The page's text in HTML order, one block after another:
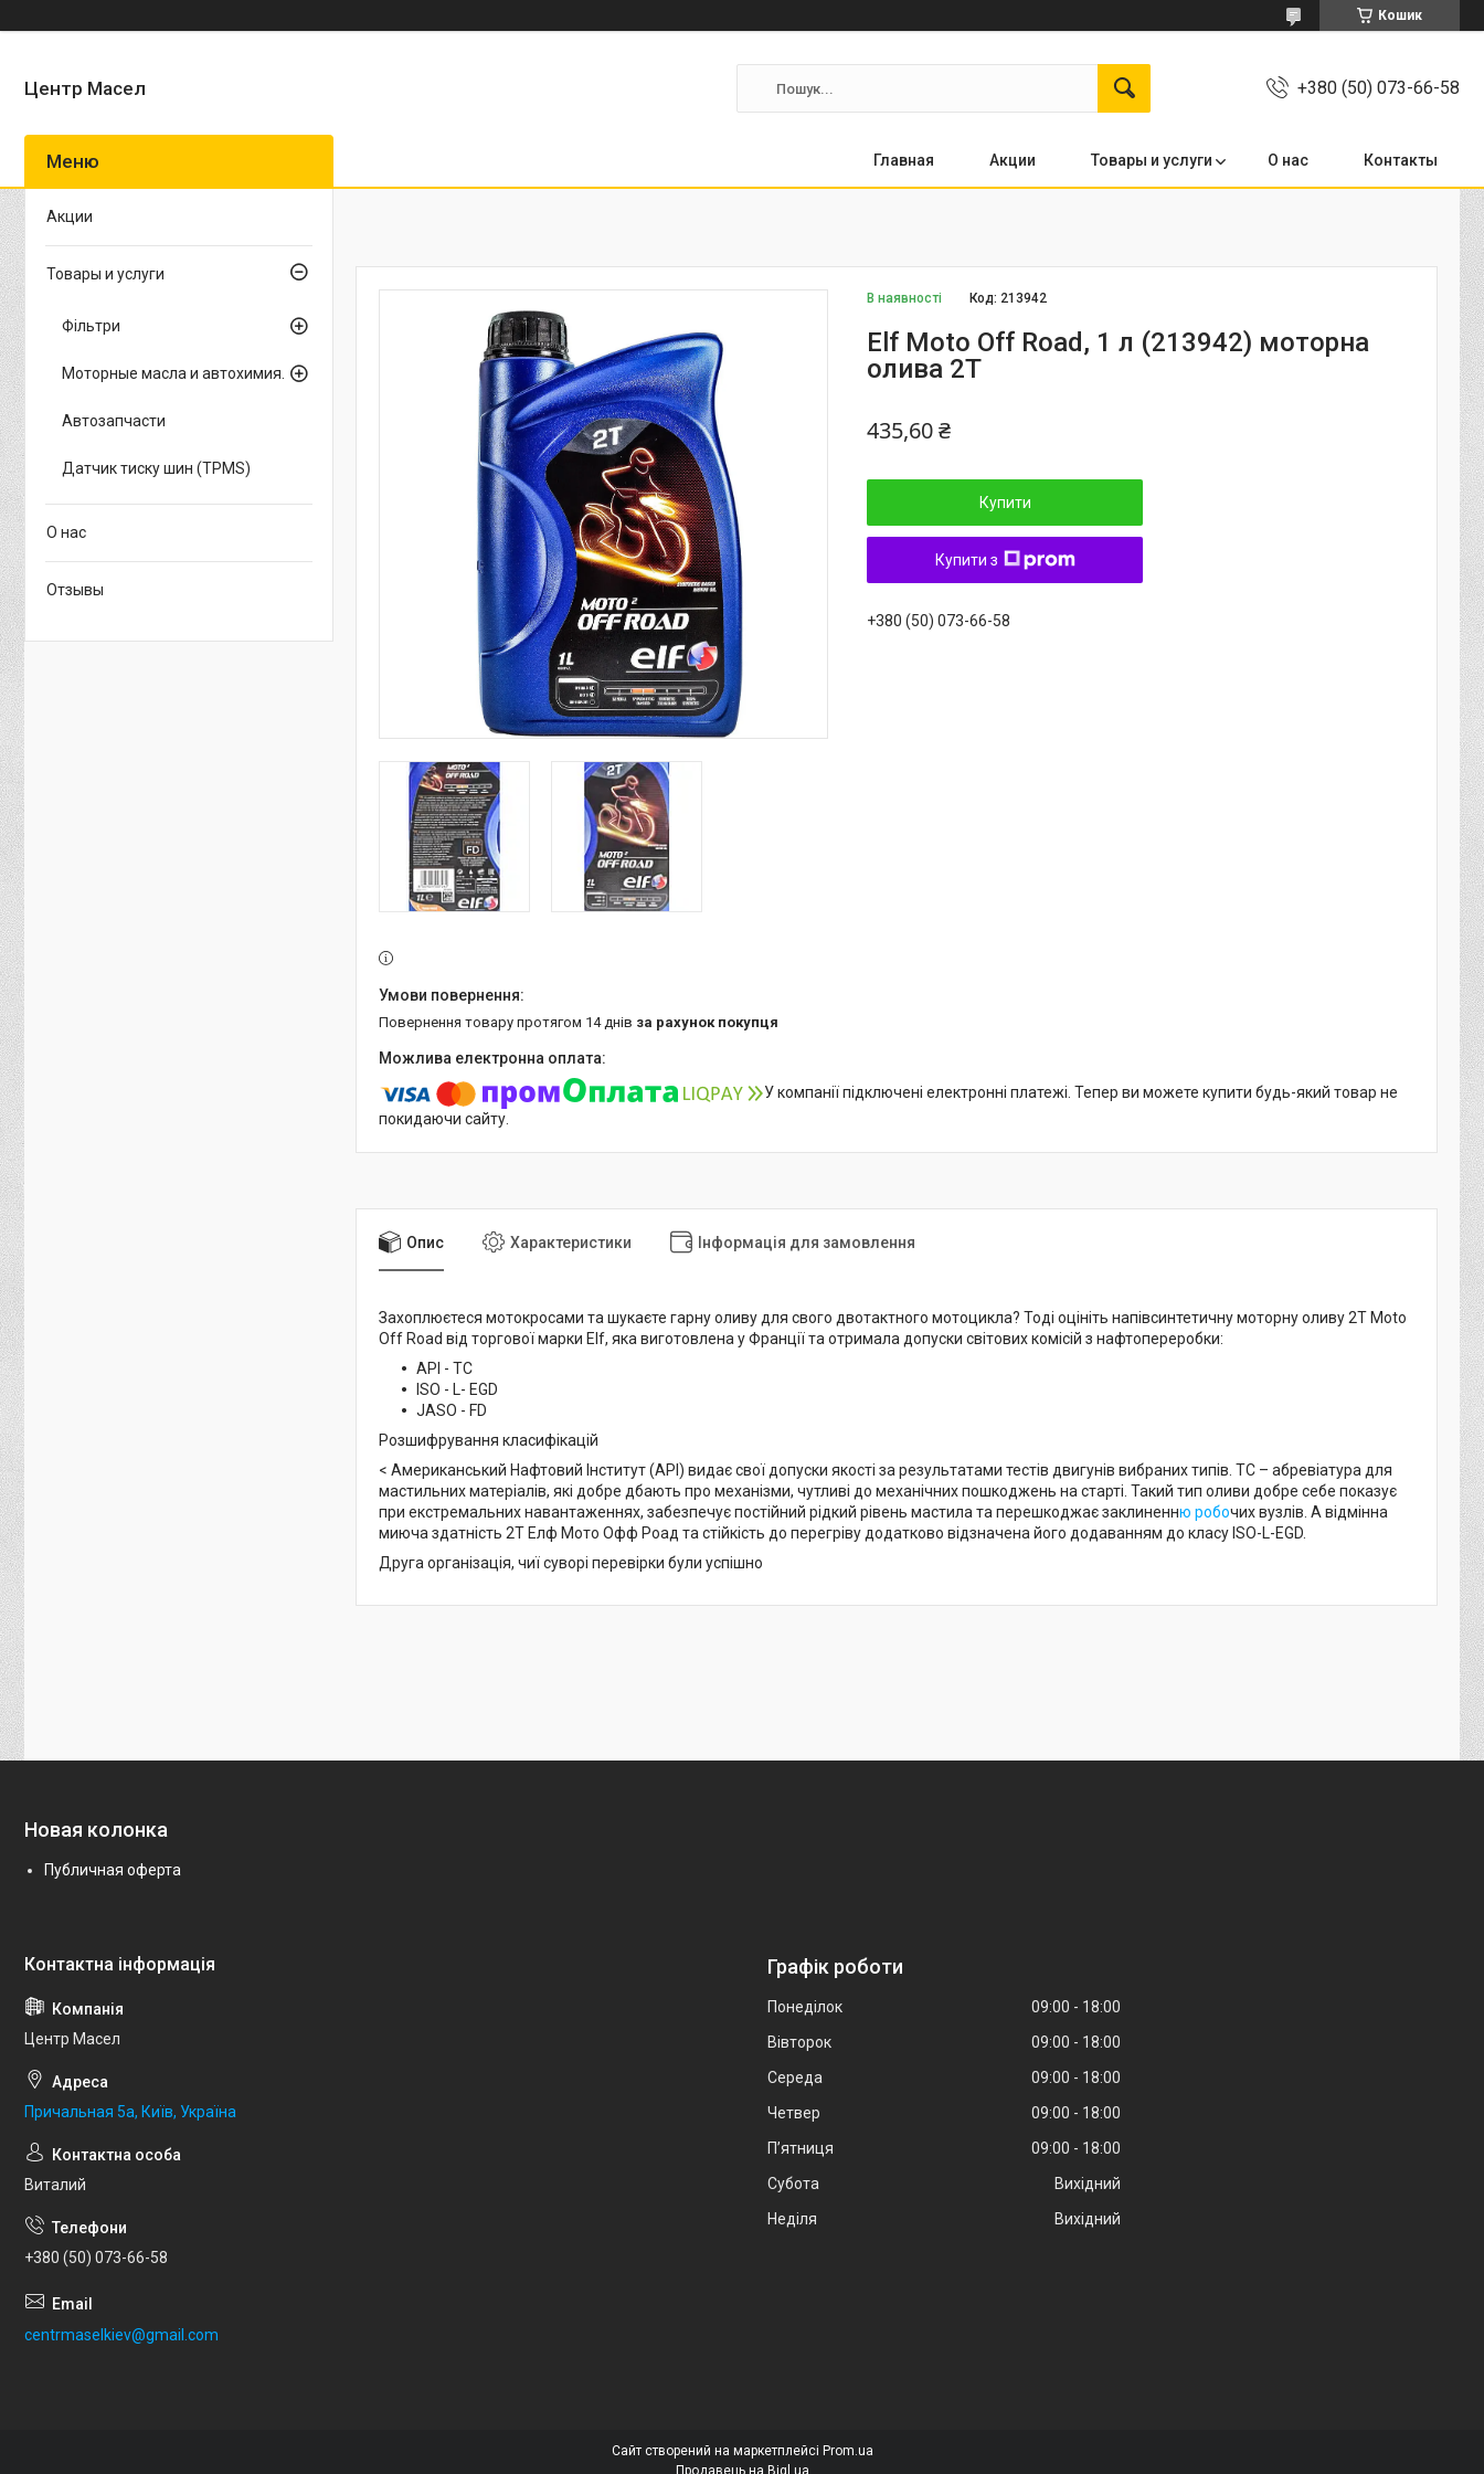
Кошик
Центр Масел +380 (50) 073-66-58
Главная Акции Товары и услуги О нас Контакты
В наявності Код: 213942
Elf Moto Off Road, 1 л (213942) моторна
олива 2T
435,60 ₴
Купити
Купити з
+380 (50) 073-66-58
повернення товару протягом 14 днів за рахунок покупця
У компанії підключені електронні платежі. Тепер ви можете купити будь-який товар не
покидаючи сайту.
Опис Характеристики Інформація для замовлення
Захоплюєтеся мотокросами та шукаєте гарну оливу для свого двотактного мотоцикла? Тоді оцініть напівсинтетичну моторну оливу 2T Moto
Off Road від торгової марки Elf, яка виготовлена у Франції та отримала допуски світових комісій з нафтопереробки:
API - TC
ISO - L- EGD
JASO - FD
Розшифрування класифікацій
< Американський Нафтовий Інститут (API) видає свої допуски якості за результатами тестів двигунів вибраних типів. TC – абревіатура для
мастильних матеріалів, які добре дбають про механізми, чутливі до механічних пошкоджень на старті. Такий тип оливи добре себе показує
при екстремальних навантаженнях, забезпечує постійний рідкий рівень мастила та перешкоджає заклиненню робочих вузлів. А відмінна
миюча здатність 2Т Елф Мото Офф Роад та стійкість до перегріву додатково відзначена його додаванням до класу ISO-L-EGD.
Друга організація, чиї суворі перевірки були успішно
Акции
Товары и услуги
Фільтри
Моторные масла и автохимия.
Автозапчасти
Датчик тиску шин (TPMS)
О нас
Отзывы
Новая колонка
Публичная оферта
Центр Масел
Причальная 5а, Київ, Україна
Виталий
+380 (50) 073-66-58
centrmaselkiev@gmail.com
Графік роботи
Понеділок 09:00
18:00
Вівторок
09:00
18:00
Середа
09:00
18:00
Четвер
09:00
18:00
Пʼятниця
09:00
18:00
Субота
Вихідний
Неділя
Вихідний
Сайт створений на маркетплейсі Prom.ua
Продавець на Bigl.ua